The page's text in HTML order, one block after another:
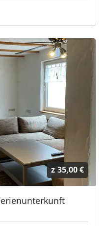
z 35,00 €